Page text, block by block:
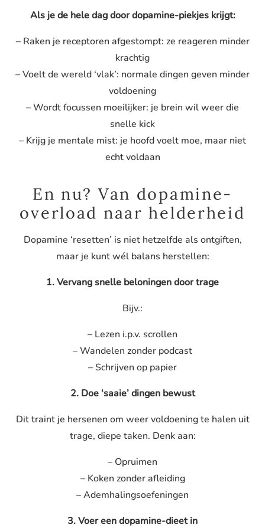
Als je de hele dag doordopamine-piekjes krijgt:
– Raken je receptoren afgestompt: ze reageren minder
krachtig
– Voelt de wereld ‘vlak’: normale dingen geven minder
voldoening
– Wordt focussen moeilijker: je brein wil weer die
snelle kick
– Krijg je mentale mist: je hoofd voelt moe, maar niet
echt voldaan
En nu? Van dopamine-
overload naar helderheid
Dopamine ‘resetten’ is niet hetzelfde als ontgiften,
maar je kunt wél balans herstellen:
1. Vervang snelle beloningen door trage
Bijv.:
– Lezen i.p.v. scrollen
– Wandelen zonder podcast
– Schrijven op papier
2. Doe ‘saaie’ dingen bewust
Dit traint je hersenen om weer voldoening te halen uit
trage, diepe taken. Denk aan:
– Opruimen
– Koken zonder afleiding
– Ademhalingsoefeningen
3. Voer eendopamine-dieet in